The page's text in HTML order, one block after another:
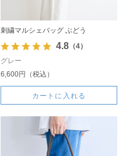
刺繍マルシェバッグ ぶどう
4.8（4）
グレー
6,600円（税込）
カートに入れる